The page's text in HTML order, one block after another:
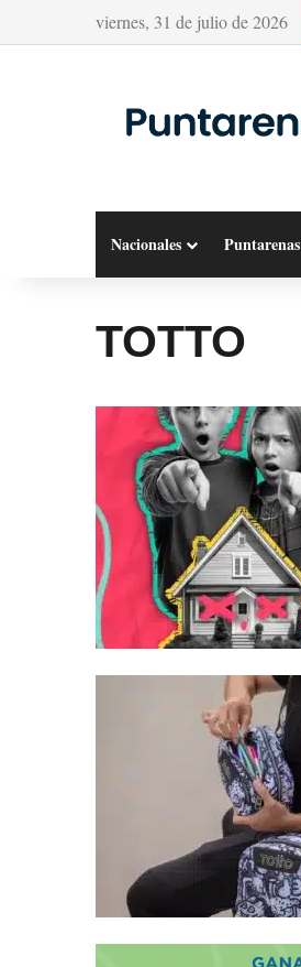
viernes, 31 de julio de 2026
Nacionales Puntarenas
TOTTO